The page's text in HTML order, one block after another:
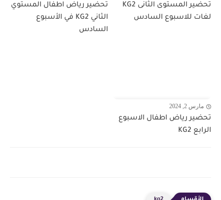
تحضير المستوى الثانى KG2
لغات للاسبوع السادس
تحضير رياض اطفال المستوي
الثاني KG2 في الأسبوع
السادس
مارس 2, 2024
تحضير رياض اطفال الاسبوع
الرابع KG2